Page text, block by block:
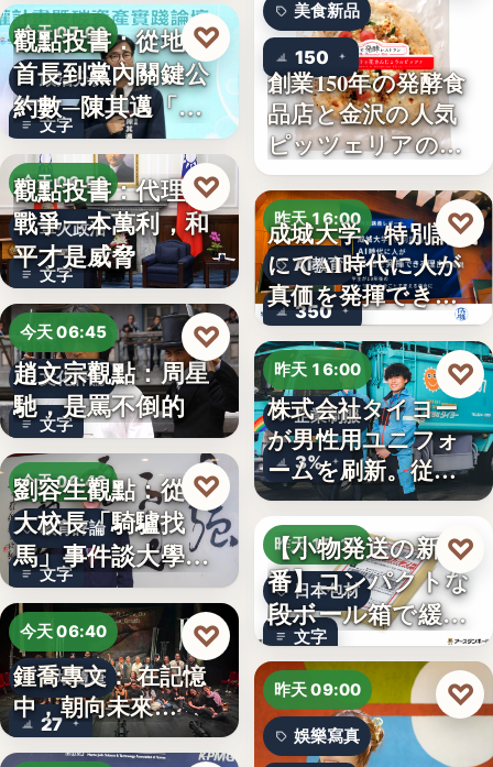
今天 07:00
政治分析
文字
觀點投書：從地方
首長到黨內關鍵公
約數─陳其邁「被
組閣」背…
♡
今天 06:50
軍火政治
文字
觀點投書：代理人
戰爭一本萬利，和
平才是威脅
♡
今天 06:45
文化評論
文字
趙文宗觀點：周星
馳，是罵不倒的
♡
今天 06:42
教育評論
文字
劉容生觀點：從清
大校長「騎驢找
馬」事件談大學治
理與領導倫…
♡
今天 06:40
劇場隨筆
27
鍾喬專文： 在記憶
中，朝向未來…
♡
美食新品
150
創業150年の発酵食
品店と金沢の人気
ピッツェリアのコ
ラボ…
昨天 16:00
AI教育
350
成城大学、特別講義
にてAI時代に人が
真価を発揮できる
理由…
♡
昨天 16:00
企業制服
3%
株式会社タイヨー
が男性用ユニフォ
ームを刷新。従来
の男女兼…
♡
昨天 15:10
日本包材
文字
【小物発送の新定
番】コンパクトな
段ボール箱で緩衝
材の節約…
♡
昨天 09:00
娛樂寫真
♡